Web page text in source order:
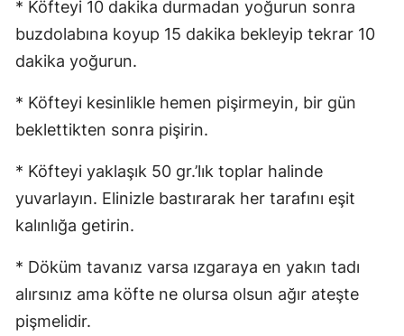
* Köfteyi 10 dakika durmadan yoğurun sonra
buzdolabına koyup 15 dakika bekleyip tekrar 10
dakika yoğurun.
* Köfteyi kesinlikle hemen pişirmeyin, bir gün
beklettikten sonra pişirin.
* Köfteyi yaklaşık 50 gr.’lık toplar halinde
yuvarlayın. Elinizle bastırarak her tarafını eşit
kalınlığa getirin.
* Döküm tavanız varsa ızgaraya en yakın tadı
alırsınız ama köfte ne olursa olsun ağır ateşte
pişmelidir.